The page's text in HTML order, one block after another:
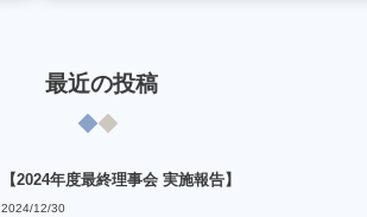
最近の投稿
【2024年度最終理事会 実施報告】
2024/12/30